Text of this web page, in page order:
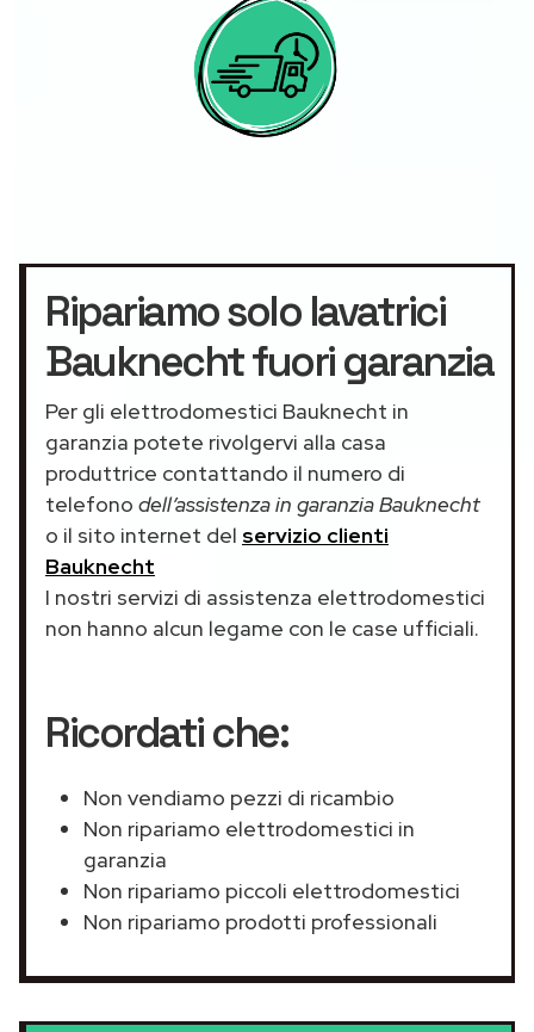
Ripariamo solo lavatrici
Bauknecht fuori garanzia
Per gli elettrodomestici Bauknecht in
garanzia potete rivolgervi alla casa
produttrice contattando il numero di
telefono dell’assistenza in garanzia Bauknecht
o il sito internet del servizio clienti
Bauknecht
I nostri servizi di assistenza elettrodomestici
non hanno alcun legame con le case ufficiali.
Ricordati che:
Non vendiamo pezzi di ricambio
Non ripariamo elettrodomestici in
garanzia
Non ripariamo piccoli elettrodomestici
Non ripariamo prodotti professionali